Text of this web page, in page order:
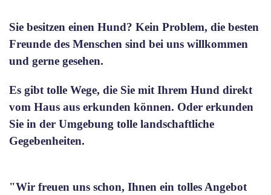
Sie besitzen einen Hund? Kein Problem, die besten
Freunde des Menschen sind bei uns willkommen
und gerne gesehen.
Es gibt tolle Wege, die Sie mit Ihrem Hund direkt
vom Haus aus erkunden können. Oder erkunden
Sie in der Umgebung tolle landschaftliche
Gegebenheiten.
"Wir freuen uns schon, Ihnen ein tolles Angebot